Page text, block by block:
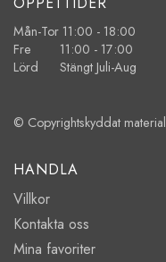
Mån-Tor 11:00 - 18:00
Fre 11:00 - 17:00
Lörd Stängt Juli-Aug
© Copyrightskyddat
HANDLA
Villkor
Kontakta oss
Mina favoriter